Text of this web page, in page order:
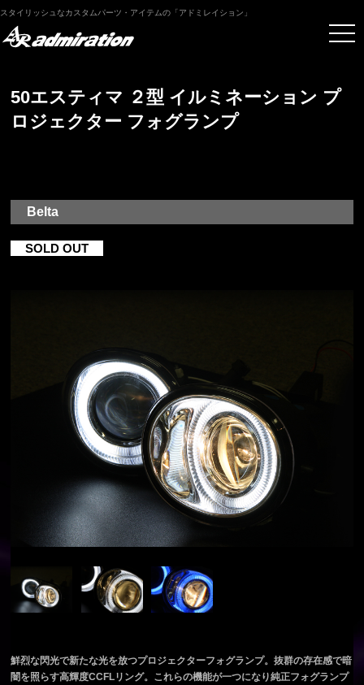
スタイリッシュなカスタムパーツ・アイテムの「アドミレイション」
50エスティマ ２型 イルミネーション プ
ロジェクター フォグランプ
Belta
SOLD OUT
鮮烈な閃光で新たな光を放つプロジェクターフォグランプ。抜群の存在感で暗
闇を照らす高輝度CCFLリング。これらの機能が一つになり純正フォグランプ